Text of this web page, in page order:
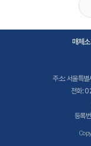
매체
주소: 서울특
전화:
등록